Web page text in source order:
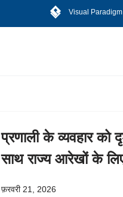
Visual
प्रणाली के व्यवहार को
साथ राज्य आरेखों के लिए
फ़रवरी 21, 2026